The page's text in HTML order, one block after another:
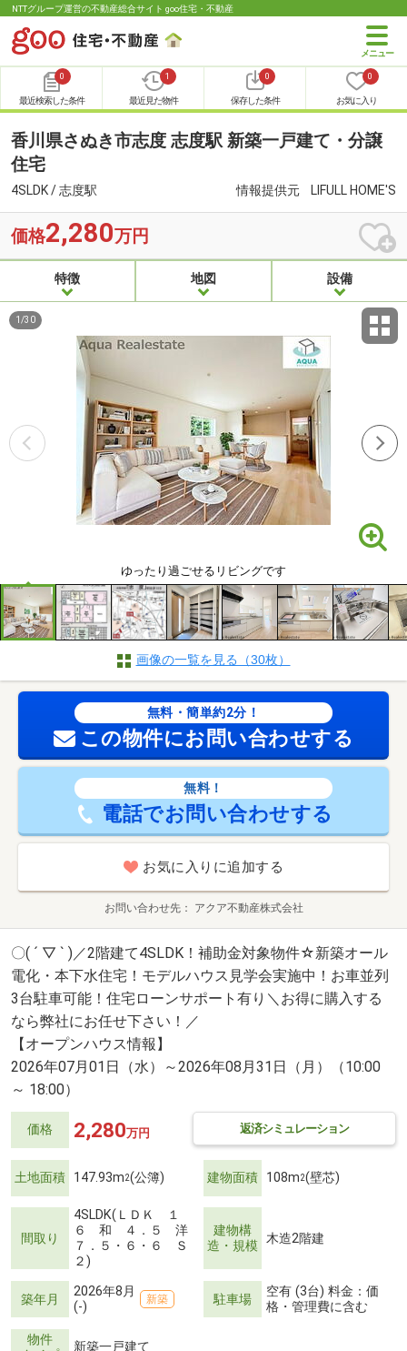
NTTグループ運営の不動産総合サイト goo住宅・不動産
0
最近検索した条件
1
最近見た物件
0
保存した条件
0
お気に入り
香川県さぬき市志度 志度駅 新築一戸建て・分譲
住宅
4SLDK / 志度駅 情報提供元 LIFULL HOME'S
価格2,280万円
特徴 地図 設備
ゆったり過ごせるリビングです
1 /30
画像の一覧を見る（30枚）
無料・簡単約2分！
この物件にお問い合わせする
無料！
電話でお問い合わせする
お気に入りに追加する
お問い合わせ先 アクア不動産株式会社
〇( ´ ▽ ` )／2階建て4SLDK！補助金対象物件☆新築オール
電化・本下水住宅！モデルハウス見学会実施中！お車並列
3台駐車可能！住宅ローンサポート有り＼お得に購入する
なら弊社にお任せ下さい！／
【オープンハウス情報】
2026年07月01日（水）～2026年08月31日（月）（10:00
～ 18:00）
価格 返済シミュレーション
2,280万円
土地面積 147.93m2(公簿) 建物面積 108m2(壁芯)
間取り
4SLDK(ＬＤＫ １
６ 和 ４．５ 洋
７．５・６・６ Ｓ
２)
建物構
造・規模 木造2階建
築年月
2026年8月
(-)
新築 駐車場
空有 (3台) 料金：価
格・管理費に含む
物件
新築一戸建て